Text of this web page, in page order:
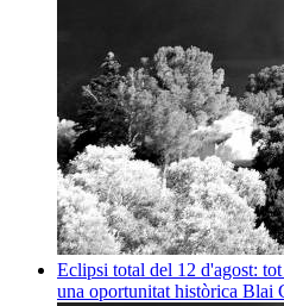
Eclipsi total del 12 d'agost:
una oportunitat històrica Blai